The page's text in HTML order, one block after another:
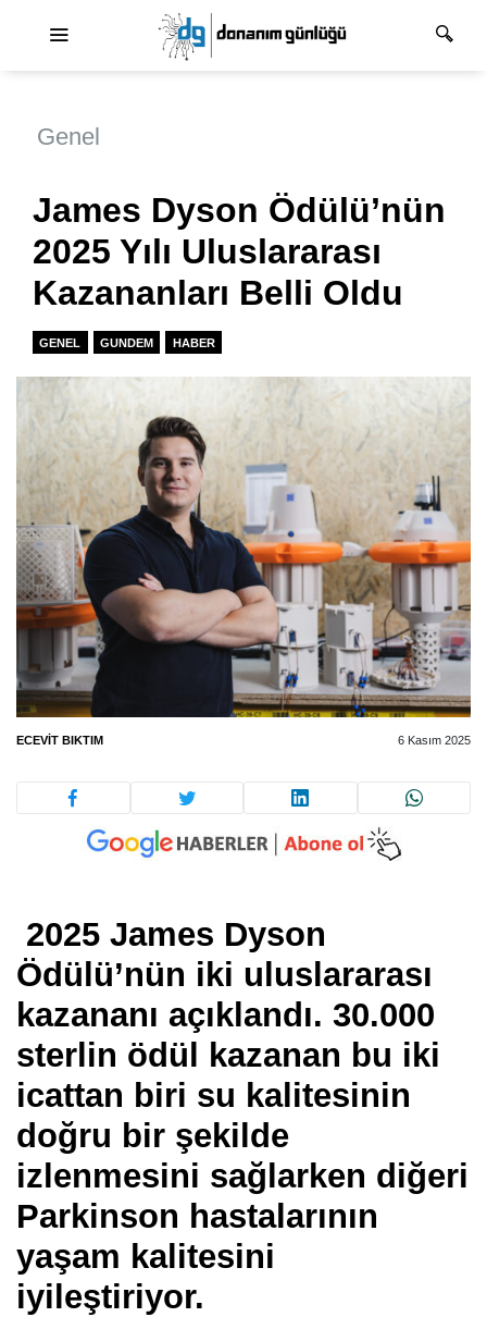
Genel
James Dyson Ödülü’nün
2025 Yılı Uluslararası
Kazananları Belli Oldu
GENEL GUNDEM HABER
ECEVIT BIKTIM 6 Kasım 2025
2025 James Dyson
Ödülü’nün iki uluslararası
kazananı açıklandı. 30.000
sterlin ödül kazanan bu iki
icattan biri su kalitesinin
doğru bir şekilde
izlenmesini sağlarken diğeri
Parkinson hastalarının
yaşam kalitesini
iyileştiriyor.